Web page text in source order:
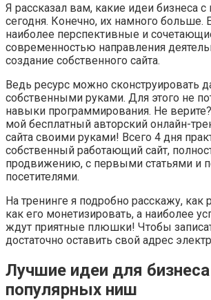
Я рассказал вам, какие идеи бизнеса с
сегодня. Конечно, их намного больше.
наиболее перспективные и
современностью направления
создание собственного сайта.
Ведь ресурс можно сконструировать
собственными руками. Для этого не
навыки программирования. Не
мой бесплатный авторский онлайн-
сайта своими руками! Всего 4 дня
собственный работающий сайт,
продвижению, с первыми статьями и
посетителями.
На тренинге я подробно расскажу, как
как его монетизировать, а наиболее
ждут приятные плюшки! Чтобы
достаточно оставить свой адрес
Лучшие идеи для
популярных ниш